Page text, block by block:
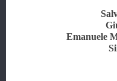
Emanuele